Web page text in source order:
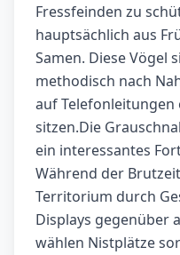
Fressfeinden zu
hauptsächlich aus
Samen. Diese Vögel
methodisch nach
auf Telefonleitungen
sitzen.Die
ein interessantes
Während der
Territorium durch
Displays gegenüber
wählen Nistplätze